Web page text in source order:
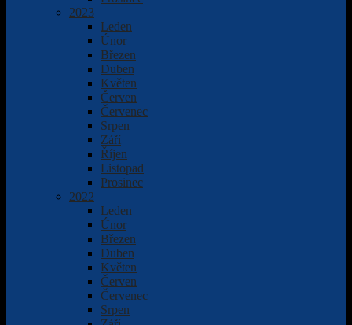
2023
Leden
Únor
Březen
Duben
Květen
Červen
Červenec
Srpen
Září
Říjen
Listopad
Prosinec
2022
Leden
Únor
Březen
Duben
Květen
Červen
Červenec
Srpen